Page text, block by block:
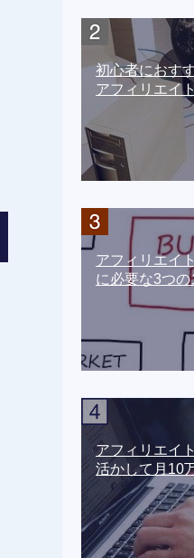
初心者におす
アフィリエイ
アフィリエイ
に必要な3つの
アフィリエイ
活かして月10